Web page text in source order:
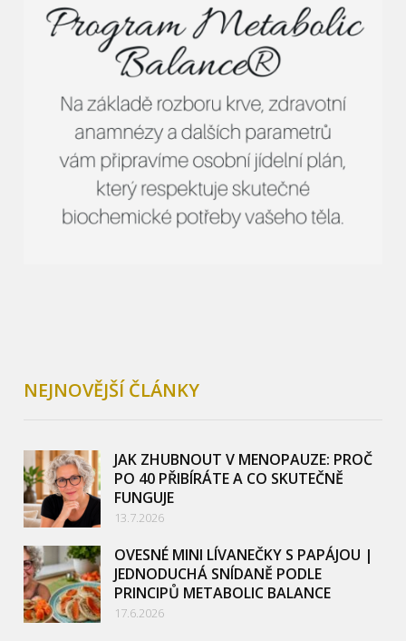
NEJNOVĚJŠÍ ČLÁNKY
JAK ZHUBNOUT V MENOPAUZE: PROČ
PO 40 PŘIBÍRÁTE A CO SKUTEČNĚ
FUNGUJE
13.7.2026
OVESNÉ MINI LÍVANEČKY S PAPÁJOU |
JEDNODUCHÁ SNÍDANĚ PODLE
PRINCIPŮ METABOLIC BALANCE
17.6.2026